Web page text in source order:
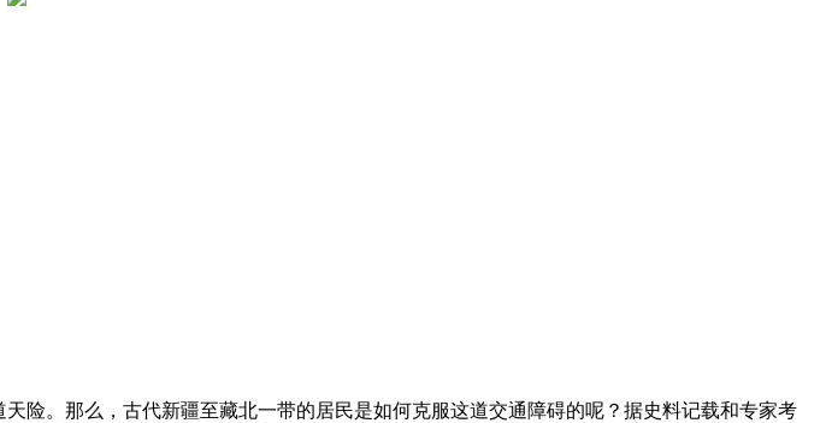
险。那么，古代新疆至藏北一带的居民是如何克服这道交通障碍的呢？据史料记载和专家考